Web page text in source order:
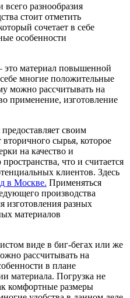
разнообразия
стоит отметить
сочетает в себе
особенности
это материал повышенной
многие положительные
можно рассчитывать на
применение, изготовление
своим
сырья, которое
на качество и
что и считается
клиентов. Здесь
в Москве. Применяться
производства
изготовления разных
материалов
виде в биг-бегах или же
рассчитывать на
в плане
материала. Погрузка не
комфортные размеры